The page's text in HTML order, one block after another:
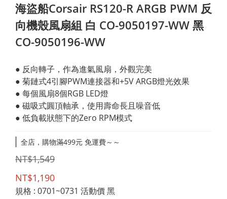
海盜船Corsair RS120-R ARGB PWM 反
向機殼風扇組 白 CO-9050197-WW 黑
CO-9050196-WW
● 反向轉子，作為進氣風扇，外觀完美
● 菊鏈式4引腳PWM連接器和+5V ARGB燈光效果
● 每個風扇8個RGB LED燈
● 磁吸式圓頂軸承，使用壽命長且噪音低
● 低負載狀態下的Zero RPM模式
全店，購物滿499元 免運費～～
NT$1,549
NT$1,190
規格 : 0701~0731 活動價 黑